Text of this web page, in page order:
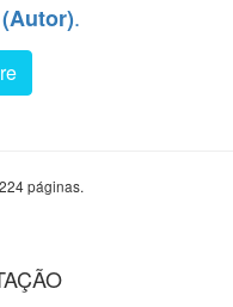
.
páginas.